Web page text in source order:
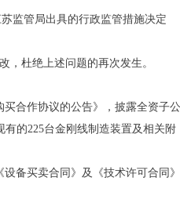
监管局出具的行政监管措施决定
，杜绝上述问题的再次发生。
买合作协议的公告》，披露全资子公
的225台金刚线制造装置及相关附
备买卖合同》及《技术许可合同》